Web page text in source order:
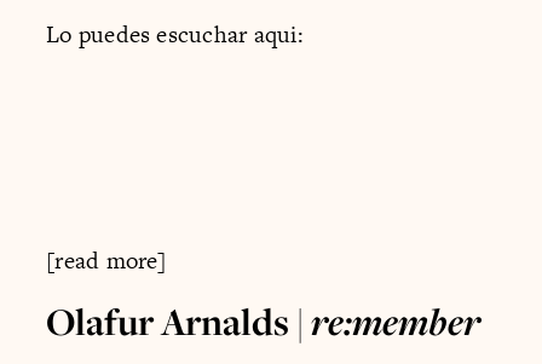
Lo puedes escuchar aqui:
[read more]
Olafur Arnalds |re:member